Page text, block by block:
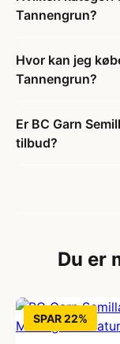
Tannengrun?
Hvor kan jeg
Tannengrun?
Er BC Garn
tilbud?
Du er
SPAR 22%